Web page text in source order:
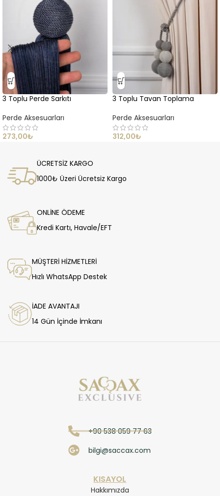
3 Toplu Perde Sarkıtı
Perde Aksesuarları
273,00₺
3 Toplu Tavan Toplama
Perde Aksesuarları
312,00₺
ÜCRETSİZ KARGO
1000₺ Üzeri Ücretsiz Kargo
ONLİNE ÖDEME
Kredi Kartı, Havale/EFT
MÜŞTERİ HİZMETLERİ
Hızlı WhatsApp Destek
İADE AVANTAJI
14 Gün İçinde İmkanı
+90 538 059 77 63
bilgi@saccax.com
KISAYOL
Hakkımızda